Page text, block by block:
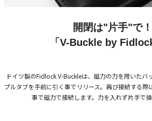
開閉は"片手"で！
「V-Buckle by
ドイツ製のFidlock V-Buckleは、磁力の力を用いたバ
プルタブを手前に引く事でリリース。再び接続する際
事で磁力で接続します。力を入れず片手で操